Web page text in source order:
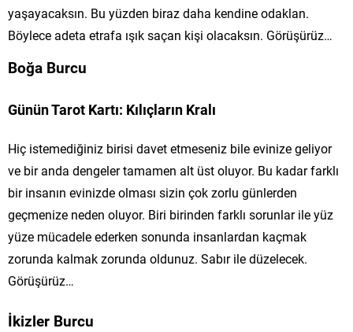
yaşayacaksın. Bu yüzden biraz daha kendine odaklan.
Böylece adeta etrafa ışık saçan kişi olacaksın. Görüşürüz…
Boğa Burcu
Günün Tarot Kartı: Kılıçların Kralı
Hiç istemediğiniz birisi davet etmeseniz bile evinize geliyor
ve bir anda dengeler tamamen alt üst oluyor. Bu kadar farklı
bir insanın evinizde olması sizin çok zorlu günlerden
geçmenize neden oluyor. Biri birinden farklı sorunlar ile yüz
yüze mücadele ederken sonunda insanlardan kaçmak
zorunda kalmak zorunda oldunuz. Sabır ile düzelecek.
Görüşürüz…
İkizler Burcu